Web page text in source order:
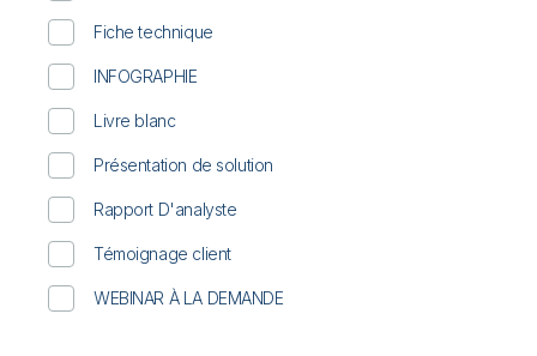
Documentation produits
Nos bureaux dans le monde
Qlik
Talend
Fiche technique
INFOGRAPHIE
Livre blanc
Présentation de solution
Rapport D'analyste
Témoignage client
WEBINAR À LA DEMANDE